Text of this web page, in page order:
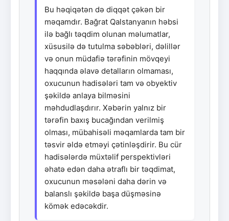
Bu həqiqətən də diqqət çəkən bir
məqamdır. Bağrat Qalstanyanın həbsi
ilə bağlı təqdim olunan məlumatlar,
xüsusilə də tutulma səbəbləri, dəlillər
və onun müdafiə tərəfinin mövqeyi
haqqında əlavə detalların olmaması,
oxucunun hadisələri tam və obyektiv
şəkildə anlaya bilməsini
məhdudlaşdırır. Xəbərin yalnız bir
tərəfin baxış bucağından verilmiş
olması, mübahisəli məqamlarda tam bir
təsvir əldə etməyi çətinləşdirir. Bu cür
hadisələrdə müxtəlif perspektivləri
əhatə edən daha ətraflı bir təqdimat,
oxucunun məsələni daha dərin və
balanslı şəkildə başa düşməsinə
kömək edəcəkdir.